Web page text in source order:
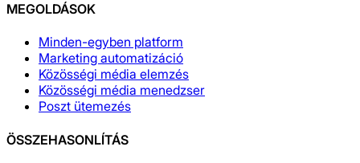
MEGOLDÁSOK
Minden-egyben platform
Marketing automatizáció
Közösségi média elemzés
Közösségi média menedzser
Poszt ütemezés
ÖSSZEHASONLÍTÁS